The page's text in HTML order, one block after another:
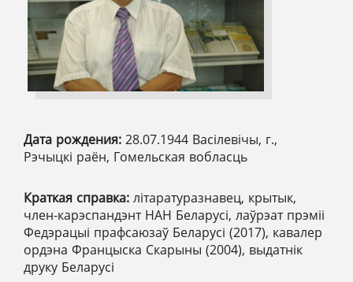
Дата рождения: 28.07.1944 Васілевічы, г.,
Рэчыцкі раён, Гомельская вобласць
Краткая справка: літаратуразнавец, крытык,
член-карэспандэнт НАН Беларусі, лаўрэат прэміі
Федэрацыі прафсаюзаў Беларусі (2017), кавалер
ордэна Францыска Скарыны (2004), выдатнік
друку Беларусі